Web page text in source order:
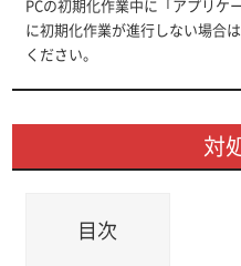
PCの初期化作業中に「アプリケ
に初期化作業が進行しない場合
ください。
対
目次